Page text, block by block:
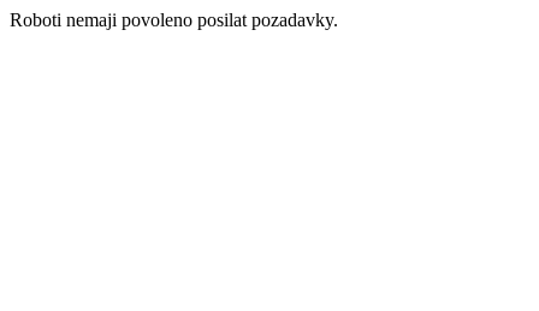
Roboti nemaji povoleno posilat pozadavky.